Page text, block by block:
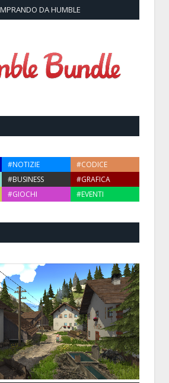
DA HUMBLE
#NOTIZIE
#CODICE
#BUSINESS
#GRAFICA
#GIOCHI #EVENTI